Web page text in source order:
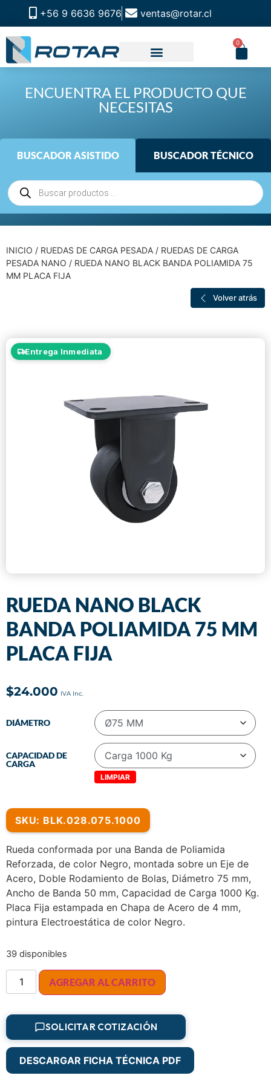
+56 9 6636 9676 ventas@rotar.cl
0
ENCUENTRA EL PRODUCTO QUE
NECESITAS
BUSCADOR ASISTIDO BUSCADOR TÉCNICO
INICIO / RUEDAS DE CARGA PESADA / RUEDAS DE CARGA
PESADA NANO / RUEDA NANO BLACK BANDA POLIAMIDA 75
MM PLACA FIJA
Volver atrás
Entrega Inmediata
RUEDA NANO BLACK
BANDA POLIAMIDA 75 MM
PLACA FIJA
$24.000
DIÁMETRO
CAPACIDAD DE
CARGA
LIMPIAR
SKU: BLK.028.075.1000
Rueda conformada por una Banda de Poliamida
Reforzada, de color Negro, montada sobre un Eje de
Acero, Doble Rodamiento de Bolas, Diámetro 75 mm,
Ancho de Banda 50 mm, Capacidad de Carga 1000 Kg.
Placa Fija estampada en Chapa de Acero de 4 mm,
pintura Electroestática de color Negro.
39 disponibles
AGREGAR AL CARRITO
SOLICITAR COTIZACIÓN
DESCARGAR FICHA TÉCNICA PDF